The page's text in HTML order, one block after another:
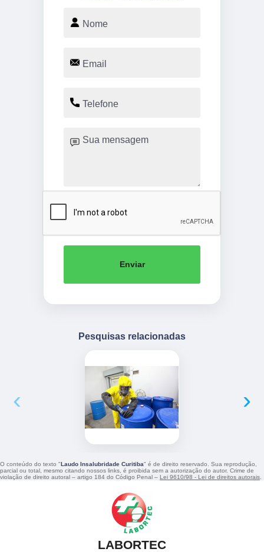
Enviar
Pesquisas relacionadas
‹ ›
O conteúdo do texto "Laudo Insalubridade Curitiba" é de direito reservado. Sua reprodução,
parcial ou total, mesmo citando nossos links, é proibida sem a autorização do autor. Crime de
violação de direito autoral – artigo 184 do Código Penal – Lei 9610/98 - Lei de direitos autorais
LABORTEC